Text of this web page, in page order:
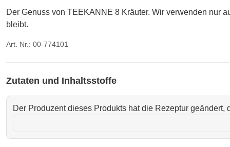
Der Genuss von TEEKANNE 8 Kräuter. Wir verwenden nur
bleibt.
Art. Nr.: 00-774101
Zutaten und Inhaltsstoffe
Der Produzent dieses Produkts hat die Rezeptur